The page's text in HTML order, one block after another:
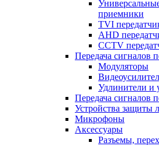
приемники
TVI
AHD
CCTV
Передача сигналов
Модуляторы
Удлинители и
Передача сигналов
Устройства защиты
Микрофоны
Аксессуары
Разъемы,